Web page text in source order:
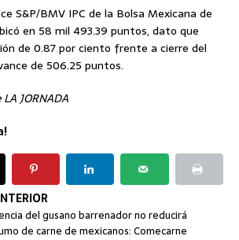
S&P/BMV IPC de la Bolsa Mexicana de
en 58 mil 493.39 puntos, dato que
de 0.87 por ciento frente a cierre del
de 506.25 puntos.
JORNADA
del gusano barrenador no reducirá
de carne de mexicanos: Comecarne